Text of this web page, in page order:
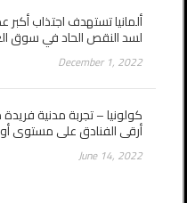
ألمانيا تستهدف اجتذاب
لسد النقص الحاد في سوق
December 1, 2022
كولونيا – تجربة مدنية
أرقى الفنادق على مستوى
June 14, 2022